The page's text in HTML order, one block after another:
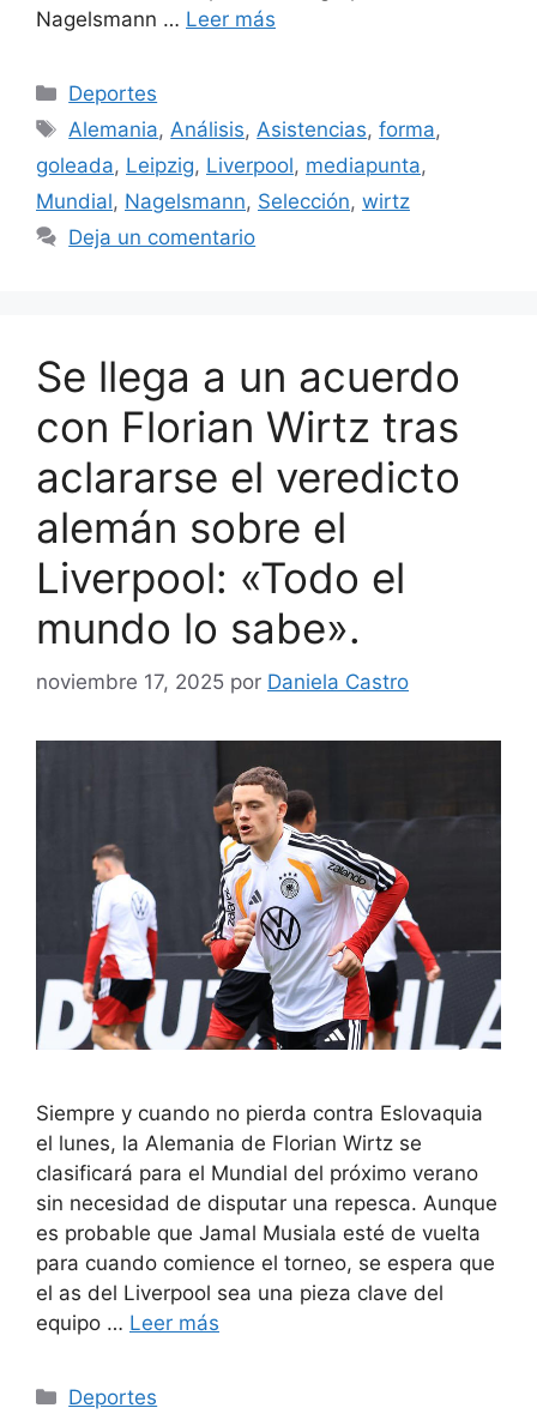
Nagelsmann … Leer más
Categorías
Deportes
Etiquetas
Alemania,Análisis,Asistencias,forma,
goleada, Leipzig, Liverpool, mediapunta,
Mundial, Nagelsmann, Selección, wirtz
Deja un comentario
Se llega a un acuerdo
con Florian Wirtz tras
aclararse el veredicto
alemán sobre el
Liverpool: «Todo el
mundo lo sabe».
noviembre 17, 2025 por Daniela Castro
Siempre y cuando no pierda contra Eslovaquia
el lunes, la Alemania de Florian Wirtz se
clasificará para el Mundial del próximo verano
sin necesidad de disputar una repesca. Aunque
es probable que Jamal Musiala esté de vuelta
para cuando comience el torneo, se espera que
el as del Liverpool sea una pieza clave del
equipo … Leer más
Categorías
Deportes